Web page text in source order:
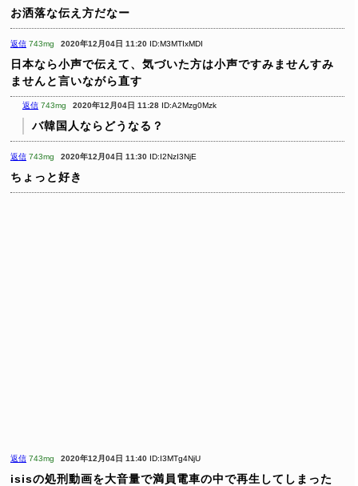
お洒落な伝え方だなー
返信 743mg 2020年12月04日 11:20 ID:M3MTIxMDI
日本なら小声で伝えて、気づいた方は小声ですみませんすみ
ませんと言いながら直す
返信 743mg 2020年12月04日 11:28 ID:A2Mzg0Mzk
バ韓国人ならどうなる？
返信 743mg 2020年12月04日 11:30 ID:I2NzI3NjE
ちょっと好き
返信 743mg 2020年12月04日 11:40 ID:I3MTg4NjU
isisの処刑動画を大音量で満員電車の中で再生してしまった